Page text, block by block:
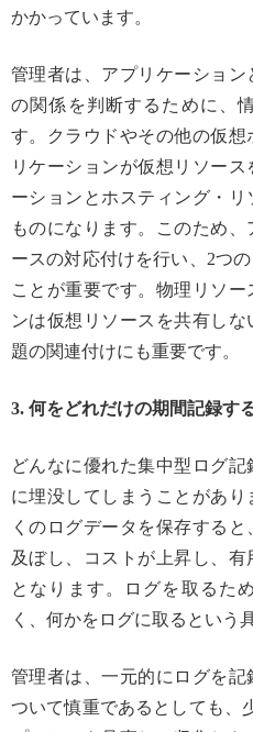
かかっています。
管理者は、アプリケーショ
の関係を判断するために、
す。クラウドやその他の仮
リケーションが仮想リソー
ーションとホスティング・
ものになります。このため
ースの対応付けを行い、2つ
ことが重要です。物理リソ
ンは仮想リソースを共有し
題の関連付けにも重要です。
3. 何をどれだけの期間記録す
どんなに優れた集中型ログ
に埋没してしまうことがあ
くのログデータを保存する
及ぼし、コストが上昇し、
となります。ログを取るた
く、何かをログに取るという
管理者は、一元的にログを
ついて慎重であるとしても、